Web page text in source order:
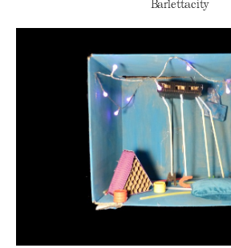
Barlettacity